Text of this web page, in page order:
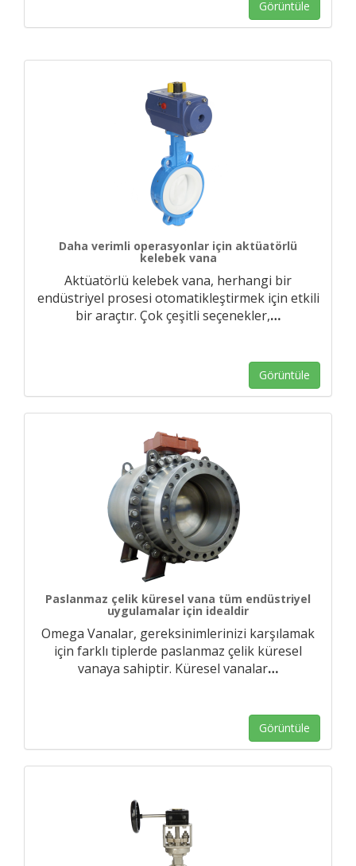
Görüntüle
Daha verimli operasyonlar için aktüatörlü
kelebek vana
Aktüatörlü kelebek vana, herhangi bir
endüstriyel prosesi otomatikleştirmek için etkili
bir araçtır. Çok çeşitli seçenekler,…
Görüntüle
Paslanmaz çelik küresel vana tüm endüstriyel
uygulamalar için idealdir
Omega Vanalar, gereksinimlerinizi karşılamak
için farklı tiplerde paslanmaz çelik küresel
vanaya sahiptir. Küresel vanalar…
Görüntüle